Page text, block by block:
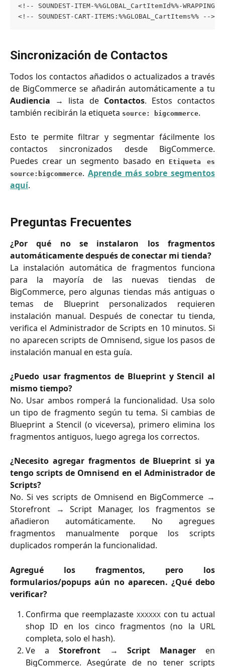
<!-- SOUNDEST-ITEM-%%GLOBAL_CartItemId%%-
<!-- SOUNDEST-CART-ITEMS:%%GLOBAL_CartItems%% -->
Sincronización de Contactos
Todos los contactos añadidos o actualizados a través
de BigCommerce se añadirán automáticamente a tu
Audiencia → lista de Contactos. Estos contactos
también recibirán la etiqueta source: bigcommerce.
Esto te permite filtrar y segmentar fácilmente los
contactos sincronizados desde BigCommerce.
Puedes crear un segmento basado en
Etiqueta es
source:bigcommerce. Aprende más sobre segmentos
aquí.
Preguntas Frecuentes
¿Por qué no se instalaron los fragmentos
automáticamente después de conectar mi tienda?
La instalación automática de fragmentos funciona
para la mayoría de las nuevas tiendas de
BigCommerce, pero algunas tiendas más antiguas o
temas de Blueprint personalizados requieren
instalación manual. Después de conectar tu tienda,
verifica el Administrador de Scripts en 10 minutos. Si
no aparecen scripts de Omnisend, sigue los pasos de
instalación manual en esta guía.
¿Puedo usar fragmentos de Blueprint y Stencil al
mismo tiempo?
No. Usar ambos romperá la funcionalidad. Usa solo
un tipo de fragmento según tu tema. Si cambias de
Blueprint a Stencil (o viceversa), primero elimina los
fragmentos antiguos, luego agrega los correctos.
¿Necesito agregar fragmentos de Blueprint si ya
tengo scripts de Omnisend en el Administrador de
Scripts?
No. Si ves scripts de Omnisend en BigCommerce →
Storefront → Script Manager, los fragmentos se
añadieron automáticamente. No agregues
fragmentos manualmente porque los scripts
duplicados romperán la funcionalidad.
Agregué los fragmentos, pero los
formularios/popups aún no aparecen. ¿Qué debo
verificar?
Confirma que reemplazaste XXXXXX con tu actual
shop ID en los cinco fragmentos (no la URL
completa, solo el hash).
Ve a Storefront→Script Manager en
BigCommerce. Asegúrate de no tener scripts